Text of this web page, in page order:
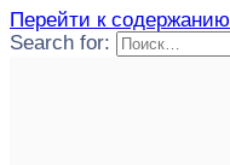
Перейти к содержанию
Search for: